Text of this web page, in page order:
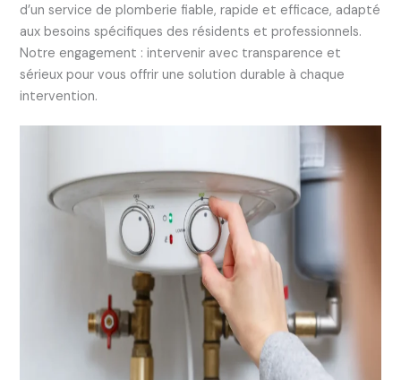
d’un service de plomberie fiable, rapide et efficace, adapté
aux besoins spécifiques des résidents et professionnels.
Notre engagement : intervenir avec transparence et
sérieux pour vous offrir une solution durable à chaque
intervention.